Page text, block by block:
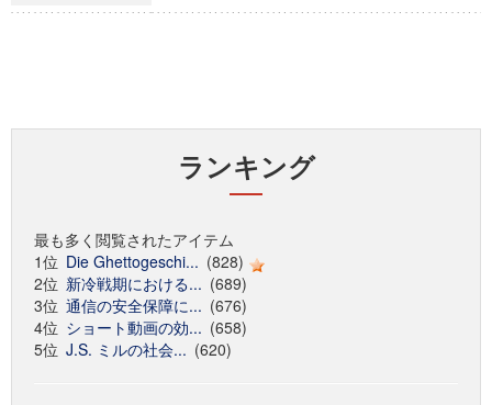
ランキング
最も多く閲覧されたアイテム
1位 Die Ghettogeschi... (828)
2位 新冷戦期における... (689)
3位 通信の安全保障に... (676)
4位 ショート動画の効... (658)
5位 J.S. ミルの社会... (620)